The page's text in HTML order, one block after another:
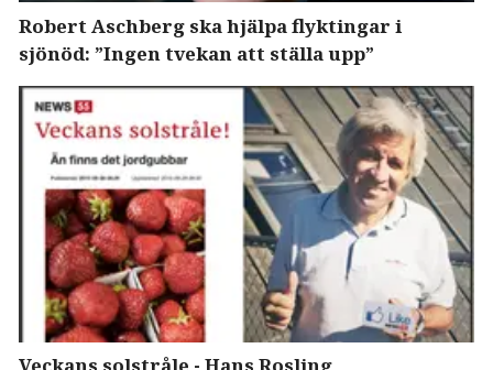
Robert Aschberg ska hjälpa flyktingar i
sjönöd: ”Ingen tvekan att ställa upp”